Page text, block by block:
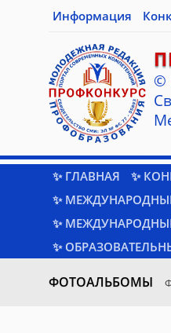
Информация
©
✨ ГЛАВНАЯ ✨
✨
✨
✨
ФОТОАЛЬБОМЫ